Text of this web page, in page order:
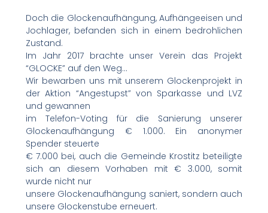
Doch die Glockenaufhängung, Aufhängeeisen und
Jochlager, befanden sich in einem bedrohlichen
Zustand.
Im Jahr 2017 brachte unser Verein das Projekt
“GLOCKE” auf den Weg…
Wir bewarben uns mit unserem Glockenprojekt in
der Aktion “Angestupst” von Sparkasse und LVZ
und gewannen
im Telefon-Voting für die Sanierung unserer
Glockenaufhängung € 1.000. Ein anonymer
Spender steuerte
€ 7.000 bei, auch die Gemeinde Krostitz beteiligte
sich an diesem Vorhaben mit € 3.000, somit
wurde nicht nur
unsere Glockenaufhängung saniert, sondern auch
unsere Glockenstube erneuert.